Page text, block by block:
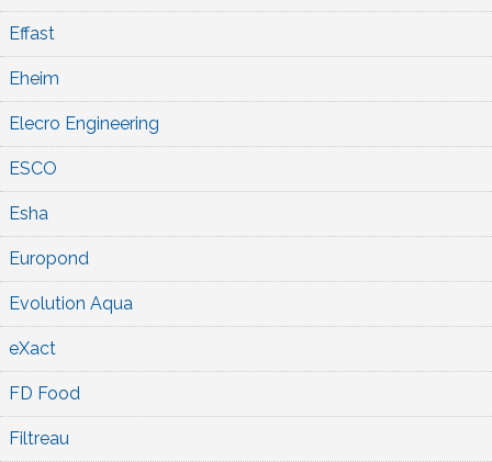
Effast
Eheim
Elecro Engineering
ESCO
Esha
Europond
Evolution Aqua
eXact
FD Food
Filtreau